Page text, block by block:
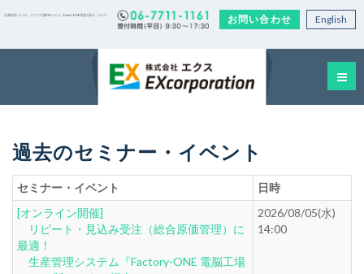
お問い合わせ English
生産管理システム・クラウド型EDIサービス｜Factory-ONE 電脳工場の「エクス」
過去のセミナー・イベント
セミナー・イベント
日時
[オンライン開催]
リピート・見込み受注（総合原価管理）に
最適！
生産管理システム『Factory-ONE 電脳工場
2026/08/05(水)
14:00